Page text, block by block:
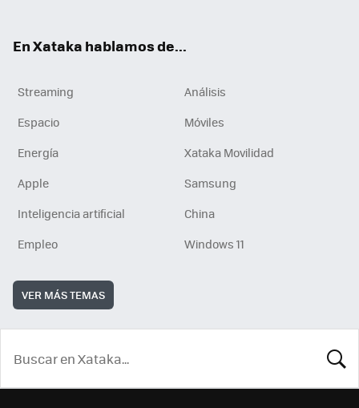
En Xataka hablamos de...
Streaming
Análisis
Espacio
Móviles
Energía
Xataka Movilidad
Apple
Samsung
Inteligencia artificial
China
Empleo
Windows 11
VER MÁS TEMAS